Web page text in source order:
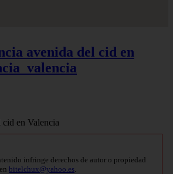
avenida del cid en
infringe derechos de autor o propiedad
bitelchux@yahoo.es